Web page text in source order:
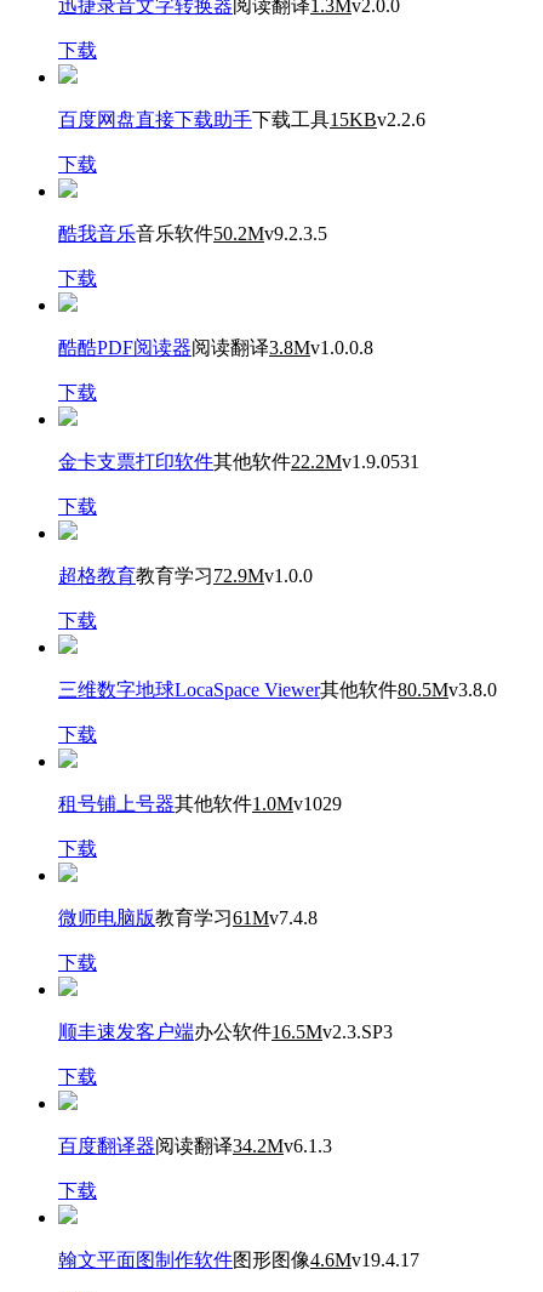
迅捷录音文字转换器 阅读翻译1.3Mv2.0.0
下载
百度网盘直接下载助手下载工具15KBv2.2.6
下载
酷我音乐音乐软件50.2Mv9.2.3.5
下载
酷酷PDF阅读器阅读翻译3.8Mv1.0.0.8
下载
金卡支票打印软件其他软件22.2Mv1.9.0531
下载
超格教育教育学习72.9Mv1.0.0
下载
三维数字地球LocaSpace Viewer其他软件80.5Mv3.8.0
下载
租号铺上号器其他软件1.0Mv1029
下载
微师电脑版教育学习61Mv7.4.8
下载
顺丰速发客户端办公软件16.5Mv2.3.SP3
下载
百度翻译器阅读翻译34.2Mv6.1.3
下载
翰文平面图制作软件图形图像4.6Mv19.4.17